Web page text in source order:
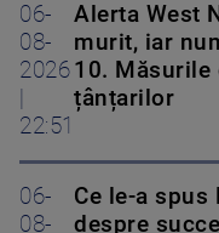
06-
08-
2026
22:51
Alerta West
murit, iar
10. Măsurile
țânțarilor
06-
08-
Ce le-a
despre